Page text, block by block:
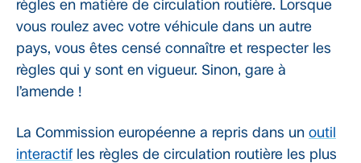
règles en matière de circulation routière. Lorsque
vous roulez avec votre véhicule dans un autre
pays, vous êtes censé connaître et respecter les
règles qui y sont en vigueur. Sinon, gare à
l’amende !
La Commission européenne a repris dans un outil
interactifles règles de circulation routière les plus